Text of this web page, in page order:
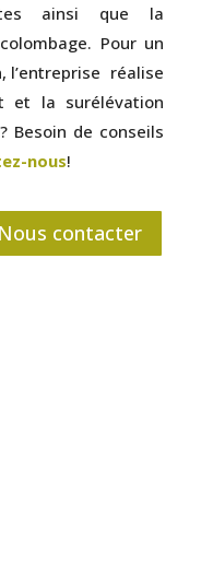
ainsi que la
Pour un
l’entreprise réalise
et la surélévation
Besoin de conseils
nous!
Nous contacter